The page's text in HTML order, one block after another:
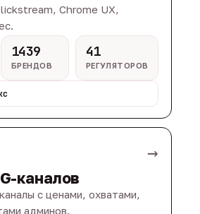
Chrome UX,
1439
БРЕНДОВ
41
РЕГУЛЯТОРОВ
→
каналов
с ценами, охватами,
админов.